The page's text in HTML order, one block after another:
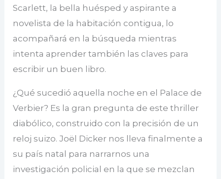
Scarlett, la bella huésped y aspirante a
novelista de la habitación contigua, lo
acompañará en la búsqueda mientras
intenta aprender también las claves para
escribir un buen libro.
¿Qué sucedió aquella noche en el Palace de
Verbier? Es la gran pregunta de este thriller
diabólico, construido con la precisión de un
reloj suizo. Joël Dicker nos lleva finalmente a
su país natal para narrarnos una
investigación policial en la que se mezclan